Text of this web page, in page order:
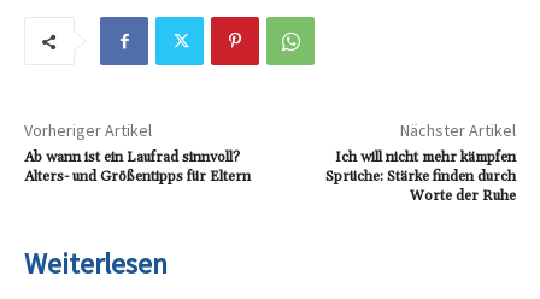
Vorheriger Artikel
Ab wann ist ein Laufrad sinnvoll?
Alters- und Größentipps für Eltern
Nächster Artikel
Ich will nicht mehr kämpfen
Sprüche: Stärke finden durch
Worte der Ruhe
Weiterlesen